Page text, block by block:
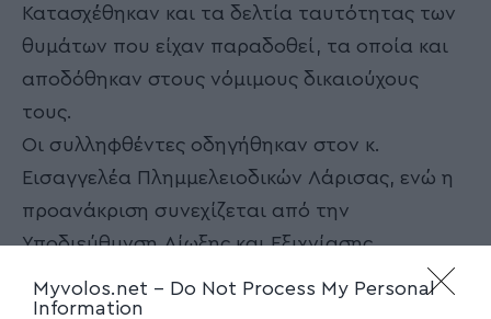
Myvolos.net - Do Not Process My Personal
Information
Κατασχέθηκαν και τα δελτία ταυτότητας των
θυμάτων που είχαν παραδοθεί, τα οποία και
αποδόθηκαν στους νόμιμους δικαιούχους
τους.
Οι συλληφθέντες οδηγήθηκαν στον κ.
Εισαγγελέα Πλημμελειοδικών Λάρισας, ενώ η
προανάκριση συνεχίζεται από την
Υποδιεύθυνση Δίωξης και Εξιχνίασης
Εγκλημάτων Λάρισας.